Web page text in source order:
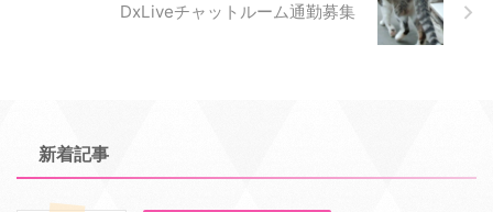
DxLiveチャットルーム通勤募集
新着記事